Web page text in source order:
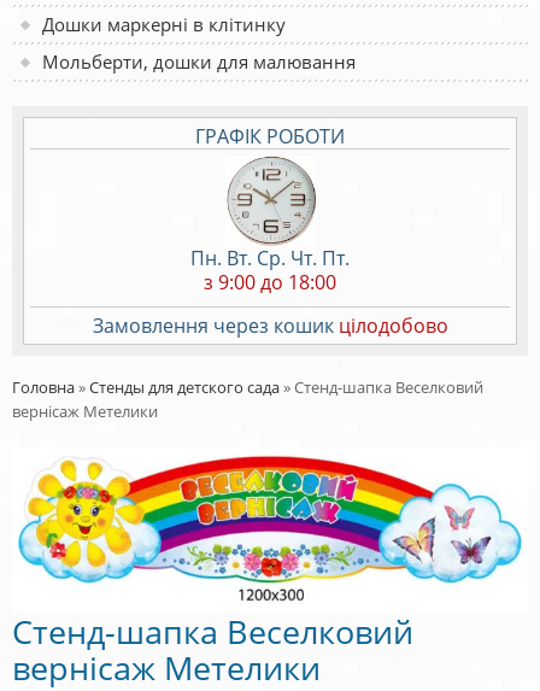
Дошки маркерні в клітинку
Мольберти, дошки для малювання
ГРАФІК РОБОТИ
Пн. Вт. Ср. Чт. Пт.
з 9:00 до 18:00
Замовлення через кошик цілодобово
Головна»Стенды для детского сада»Стенд-шапка Веселковий
вернісаж Метелики
Стенд-шапка Веселковий
вернісаж Метелики